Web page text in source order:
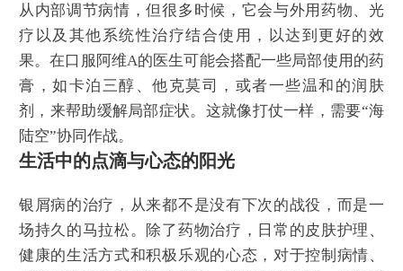
从内部调节病情，但很多时候，它会与外用药物、光
疗以及其他系统性治疗结合使用，以达到更好的效
果。在口服阿维A的医生可能会搭配一些局部使用的药
膏，如卡泊三醇、他克莫司，或者一些温和的润肤
剂，来帮助缓解局部症状。这就像打仗一样，需要“海
陆空”协同作战。
生活中的点滴与心态的阳光
银屑病的治疗，从来都不是没有下次的战役，而是一
场持久的马拉松。除了药物治疗，日常的皮肤护理、
健康的生活方式和积极乐观的心态，对于控制病情、